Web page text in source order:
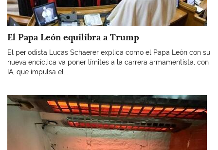
El Papa León equilibra a Trump
El periodista Lucas Schaerer explica como el Papa León con su
nueva encíclica va poner límites a la carrera armamentista, con
IA, que impulsa el...
Imagen